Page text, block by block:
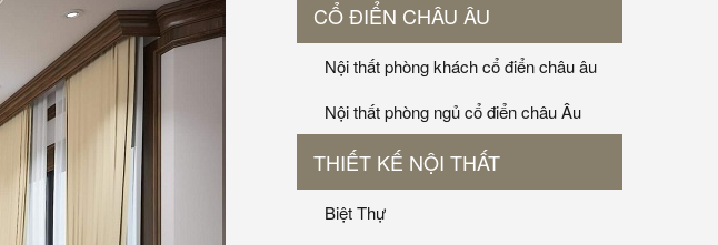
CỔ ĐIỂN CHÂU ÂU
Nội thất phòng khách cổ điển châu âu
Nội thất phòng ngủ cổ điển châu Âu
THIẾT KẾ NỘI THẤT
Biệt Thự